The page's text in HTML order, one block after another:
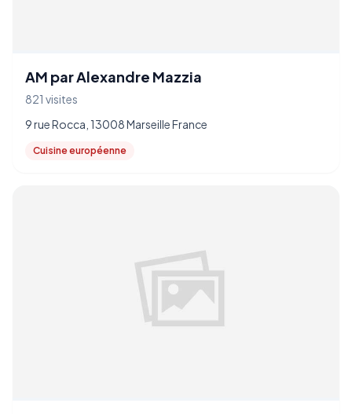
AM par Alexandre Mazzia
821 visites
9 rue Rocca, 13008 Marseille France
Cuisine européenne